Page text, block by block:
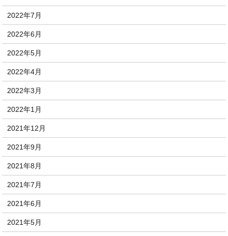
2022年7月
2022年6月
2022年5月
2022年4月
2022年3月
2022年1月
2021年12月
2021年9月
2021年8月
2021年7月
2021年6月
2021年5月